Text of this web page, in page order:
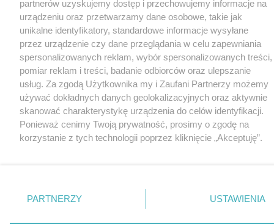
partnerów uzyskujemy dostęp i przechowujemy informacje na
urządzeniu oraz przetwarzamy dane osobowe, takie jak
unikalne identyfikatory, standardowe informacje wysyłane
przez urządzenie czy dane przeglądania w celu zapewniania
spersonalizowanych reklam, wybór spersonalizowanych treści,
pomiar reklam i treści, badanie odbiorców oraz ulepszanie
usług. Za zgodą Użytkownika my i Zaufani Partnerzy możemy
używać dokładnych danych geolokalizacyjnych oraz aktywnie
skanować charakterystykę urządzenia do celów identyfikacji.
Ponieważ cenimy Twoją prywatność, prosimy o zgodę na
korzystanie z tych technologii poprzez kliknięcie „Akceptuję”.
nie wymagają zgody użytkownika, ale masz prawo sprzeciwić
się takiemu przetwarzaniu. Preferencje będą miały
PARTNERZY USTAWIENIA